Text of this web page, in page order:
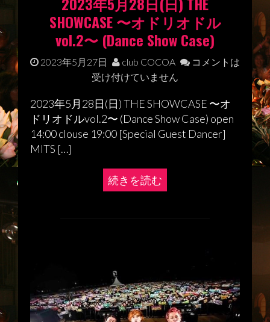
SHOWCASE 〜オドリオドル
vol.2〜 (Dance Show Case)
2023年5月27日 club COCOA
コメントは
受け付けていません
2023年5月28日(日) THE SHOWCASE 〜オ
ドリオドルvol.2〜 (Dance Show Case) open
14:00 clouse 19:00 [Special Guest Dancer]
MITS […]
続きを読む